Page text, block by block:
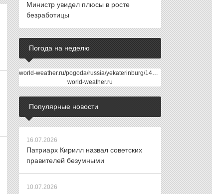
Министр увидел плюсы в росте
безработицы
Погода на неделю
world-weather.ru/pogoda/russia/yekaterinburg/14days/
world-weather.ru
Популярные новости
16.07.2026
Патриарх Кирилл назвал советских
правителей безумными
10.07.2026